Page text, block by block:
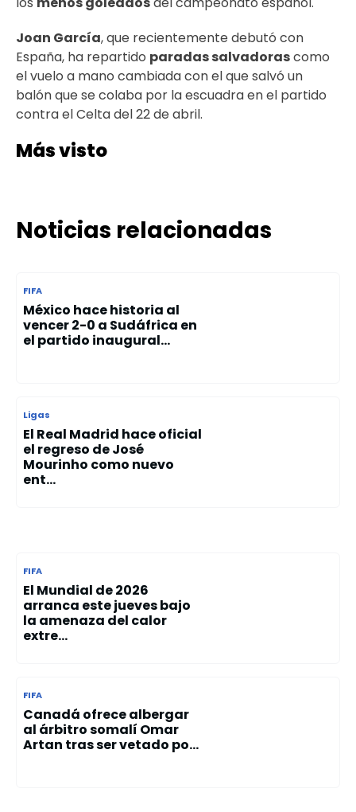
Joan García, que recientemente debutó con
España, ha repartido paradas salvadorascomo
el vuelo a mano cambiada con el que salvó un
balón que se colaba por la escuadra en el partido
contra el Celta del 22 de abril.
Más visto
Noticias relacionadas
FIFA
México hace historia al
vencer 2-0 a Sudáfrica en
el partido inaugural...
Ligas
El Real Madrid hace oficial
el regreso de José
Mourinho como nuevo
ent...
FIFA
El Mundial de 2026
arranca este jueves bajo
la amenaza del calor
extre...
FIFA
Canadá ofrece albergar
al árbitro somalí Omar
Artan tras ser vetado po...